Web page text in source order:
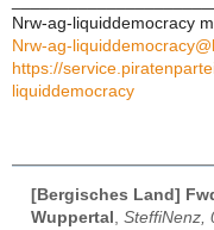
Nrw-ag-liquiddemocracy
Nrw-ag-
https://
liquiddemocracy
[Bergisches Land]
Wuppertal SteffiNenz,